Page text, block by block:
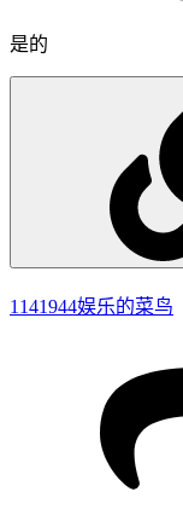
是的
1141944娱乐的菜鸟